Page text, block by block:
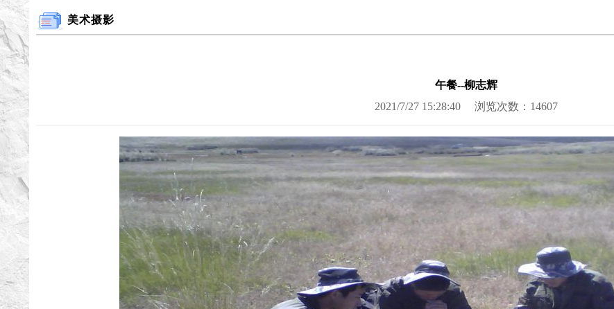
美术摄影
午餐--柳志辉
2021/7/27 15:28:40
浏览次数：14607